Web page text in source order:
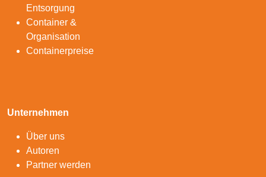
Entsorgung
Container &
Organisation
Containerpreise
Unternehmen
Über uns
Autoren
Partner werden